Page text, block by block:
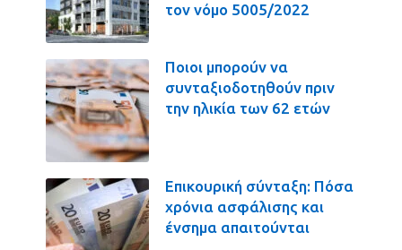
τον νόμο 5005/2022
Ποιοι μπορούν να
συνταξιοδοτηθούν πριν
την ηλικία των 62 ετών
Επικουρική σύνταξη: Πόσα
χρόνια ασφάλισης και
ένσημα απαιτούνται